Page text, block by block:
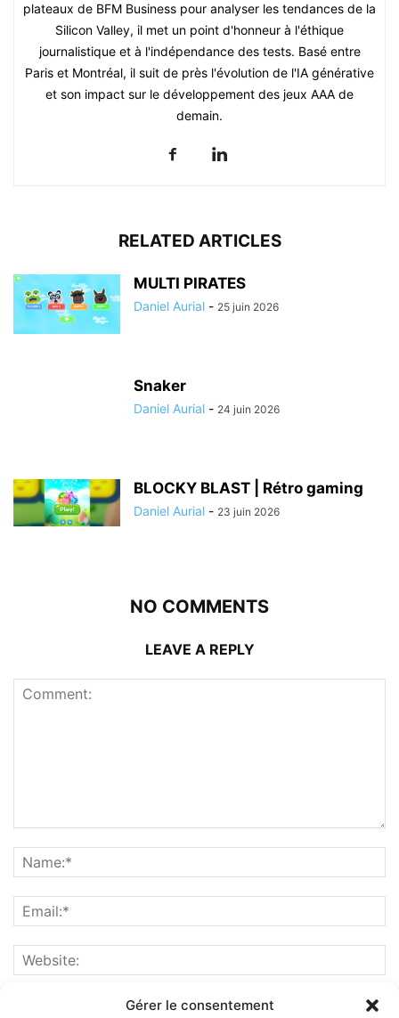
Gérer le consentement
plateaux de BFM Business pour analyser les tendances de la
Silicon Valley, il met un point d'honneur à l'éthique
journalistique et à l'indépendance des tests. Basé entre
Paris et Montréal, il suit de près l'évolution de l'IA générative
et son impact sur le développement des jeux AAA de
demain.
RELATED ARTICLES
MULTI PIRATES
Daniel Aurial - 25 juin 2026
Snaker
Daniel Aurial - 24 juin 2026
BLOCKY BLAST | Rétro gaming
Daniel Aurial - 23 juin 2026
NO COMMENTS
LEAVE A REPLY